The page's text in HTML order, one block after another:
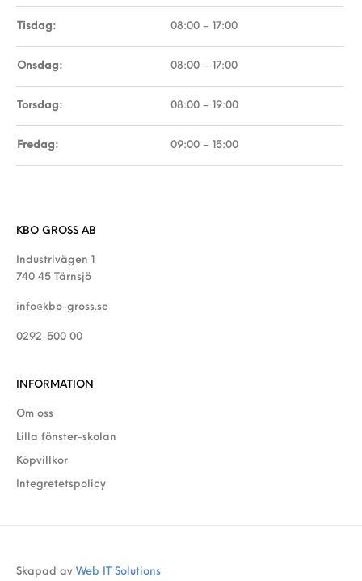
Tisdag: 08:00 – 17:00
Onsdag: 08:00 – 17:00
Torsdag: 08:00 – 19:00
Fredag: 09:00 – 15:00
KBO GROSS AB
Industrivägen 1
740 45 Tärnsjö
info@kbo-gross.se
0292-500 00
INFORMATION
Om oss
Lilla fönster-skolan
Köpvillkor
Integretetspolicy
Skapad av Web IT Solutions